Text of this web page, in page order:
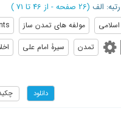
رتبه: الف (‎26 صفحه - از 46 تا 71 )
مولفه های تمدن ساز
تمدن سیرۀ امام علی
دانلود